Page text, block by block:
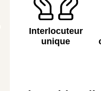
Interlocuteur
unique